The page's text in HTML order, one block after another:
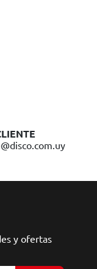
y ofertas